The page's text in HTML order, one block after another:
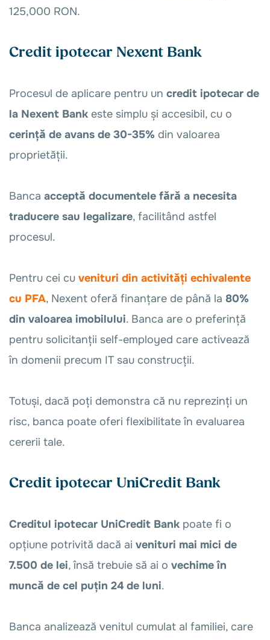
125,000 RON.
Credit ipotecar Nexent Bank
Procesul de aplicare pentru un credit ipotecar de
la Nexent Bank este simplu și accesibil, cu o
cerință de avans de 30-35% din valoarea
proprietății.
Banca acceptă documentele fără a necesita
traducere sau legalizare, facilitând astfel
procesul.
Pentru cei cu venituri din activități echivalente
cu PFA, Nexent oferă finanțare de până la 80%
din valoarea imobilului. Banca are o preferință
pentru solicitanții self-employed care activează
în domenii precum IT sau construcții.
Totuși, dacă poți demonstra că nu reprezinți un
risc, banca poate oferi flexibilitate în evaluarea
cererii tale.
Credit ipotecar UniCredit Bank
Creditul ipotecar UniCredit Bank poate fi o
opțiune potrivită dacă ai venituri mai mici de
7.500 de lei, însă trebuie să ai o vechime în
muncă de cel puțin 24 de luni.
Banca analizează venitul cumulat al familiei, care